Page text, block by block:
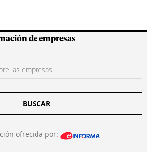
Colombianas
de empresas
BUSCAR
ofrecida por: